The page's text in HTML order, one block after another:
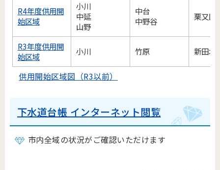
R4年度供用開
始区域
小川
中延
山野
中台
中野谷
栗又四
R3年度供用開
始区域
小川 竹原 新田木
供用開始区域図（R3以前）
下水道台帳 インターネット閲覧
市内全域の状況がご確認いただけます​​​​​​